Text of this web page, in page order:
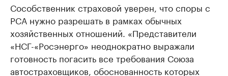
Сособственник страховой уверен, что споры с
РСА нужно разрешать в рамках обычных
хозяйственных отношений. «Представители
«НСГ-«Росэнерго» неоднократно выражали
готовность погасить все требования Союза
автостраховщиков, обоснованность которых